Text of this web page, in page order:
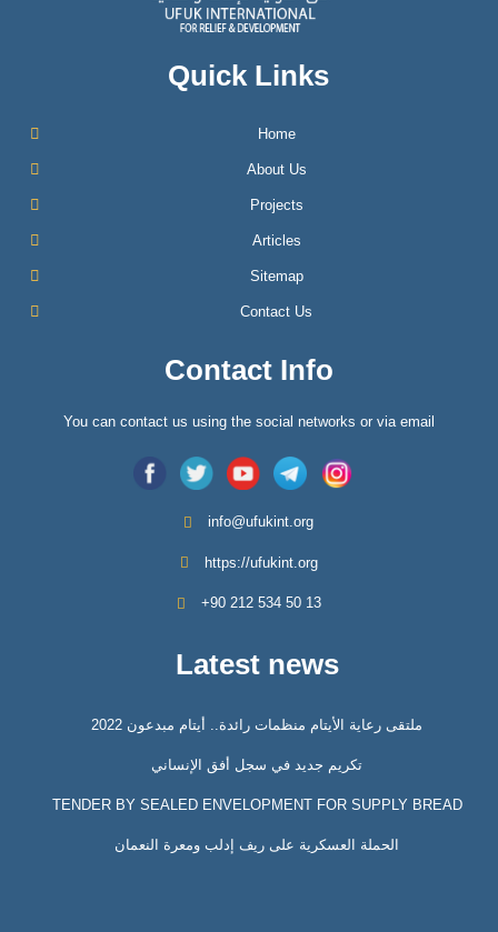
Quick Links
Home
About Us
Projects
Articles
Sitemap
Contact Us
Contact Info
You can contact us using the social networks or via email
info@ufukint.org
https://ufukint.org
‎+90 212 534 50 13
Latest news
ملتقى رعاية الأيتام منظمات رائدة.. أيتام مبدعون 2022
تكريم جديد في سجل أفق الإنساني
TENDER BY SEALED ENVELOPMENT FOR SUPPLY BREAD
الحملة العسكرية على ريف إدلب ومعرة النعمان